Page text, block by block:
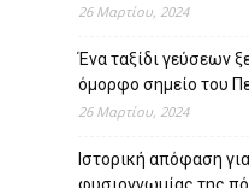
26 Μαρτίου, 2024
Ένα ταξίδι γεύσεων
όμορφο σημείο του
26 Μαρτίου, 2024
Ιστορική απόφαση